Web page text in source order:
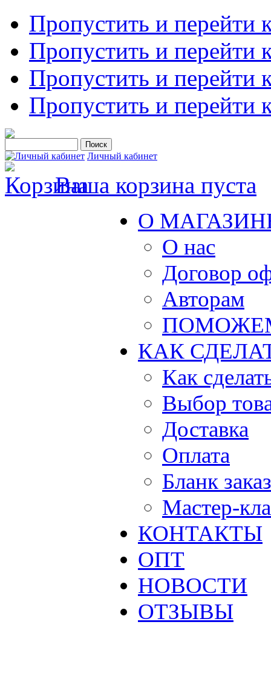
Пропустить и перейти
Пропустить и перейти
Пропустить и перейти
Пропустить и перейти
Личный кабинет
Ваша корзина пуста
О
О нас
Договор
Авторам
КАК
Как
Выбор
Доставка
Оплата
Бланк
Мастер-
КОНТАКТЫ
ОПТ
НОВОСТИ
ОТЗЫВЫ